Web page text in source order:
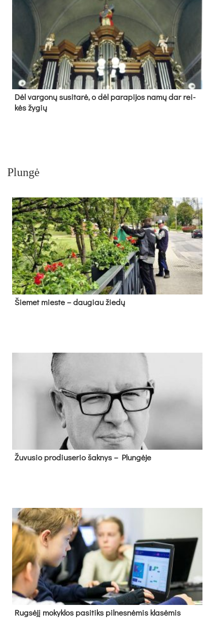
Dėl var­go­nų su­si­ta­rė, o dėl pa­ra­pi­jos na­mų dar rei­
kės žy­gių
Plungė
Šie­met mies­te – dau­giau žie­dų
Žu­vu­sio pro­diu­se­rio šak­nys – Plun­gė­je
Rug­sė­jį mo­kyk­los pa­si­tiks pil­nes­nė­mis kla­sė­mis